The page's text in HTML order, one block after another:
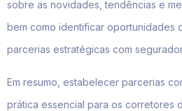
sobre as novidades, tendências e
bem como identificar oportunidades
parcerias estratégicas com
Em resumo, estabelecer parcerias
prática essencial para os corretores